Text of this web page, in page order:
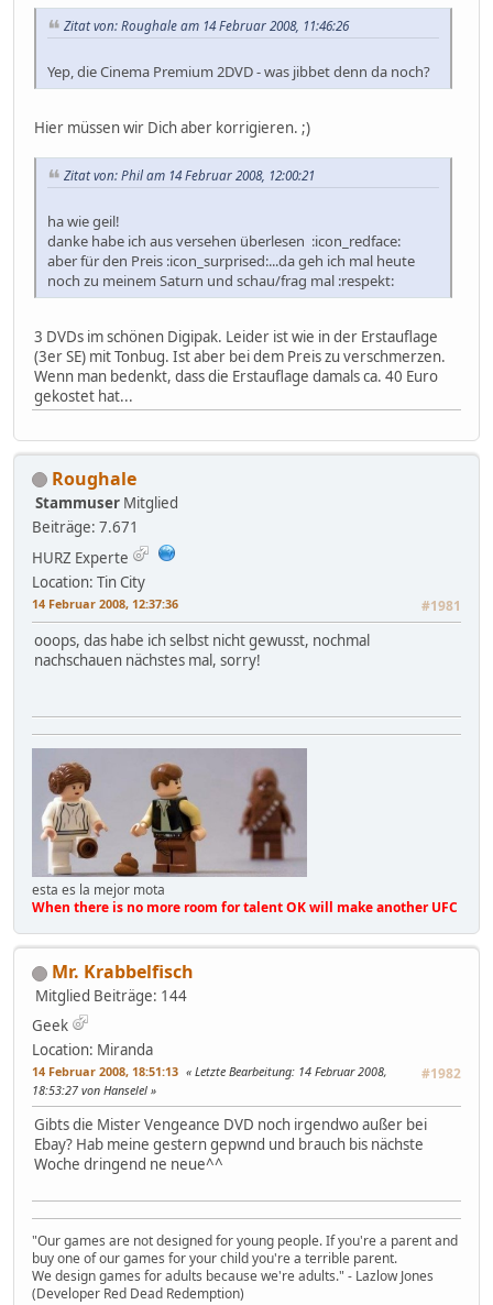
Zitat von: Roughale am 14 Februar 2008, 11:46:26
Yep, die Cinema Premium 2DVD - was jibbet denn da noch?
Hier müssen wir Dich aber korrigieren. ;)
Zitat von: Phil am 14 Februar 2008, 12:00:21
ha wie geil!
danke habe ich aus versehen überlesen :icon_redface:
aber für den Preis :icon_surprised:...da geh ich mal heute
noch zu meinem Saturn und schau/frag mal :respekt:
3 DVDs im schönen Digipak. Leider ist wie in der Erstauflage
(3er SE) mit Tonbug. Ist aber bei dem Preis zu verschmerzen.
Wenn man bedenkt, dass die Erstauflage damals ca. 40 Euro
gekostet hat...
Roughale
Stammuser Mitglied
Beiträge: 7.671
HURZ Experte
Location: Tin City
14 Februar 2008, 12:37:36 #1981
ooops, das habe ich selbst nicht gewusst, nochmal
nachschauen nächstes mal, sorry!
esta es la mejor mota
When there is no more room for talent OK will make another UFC
Mr. Krabbelfisch
Mitglied Beiträge: 144
Geek
Location: Miranda
14 Februar 2008, 18:51:13 #1982
Letzte Bearbeitung: 14 Februar 2008,
18:53:27 von Hanselel
Gibts die Mister Vengeance DVD noch irgendwo außer bei
Ebay? Hab meine gestern gepwnd und brauch bis nächste
Woche dringend ne neue^^
"Our games are not designed for young people. If you're a parent and
buy one of our games for your child you're a terrible parent.
We design games for adults because we're adults." - Lazlow Jones
(Developer Red Dead Redemption)